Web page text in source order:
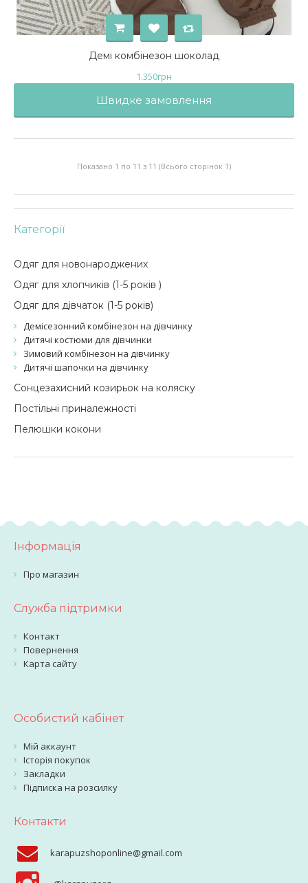
Демі комбінезон шоколад
1.350грн
Швидке замовлення
Показано 1 по 11 з 11 (Всього сторінок 1)
Категорїї
Одяг для новонароджених
Одяг для хлопчиків (1-5 років )
Одяг для дівчаток (1-5 років)
Демісезонний комбінезон на дівчинку
Дитячі костюми для дівчинки
Зимовий комбінезон на дівчинку
Дитячі шапочки на дівчинку
Сонцезахисний козирьок на коляску
Постільні приналежності
Пелюшки кокони
Інформація
Про магазин
Служба підтримки
Контакт
Повернення
Карта сайту
Особистий кабінет
Мій аккаунт
Історія покупок
Закладки
Підписка на розсилку
Контакти
karapuzshoponline@gmail.com